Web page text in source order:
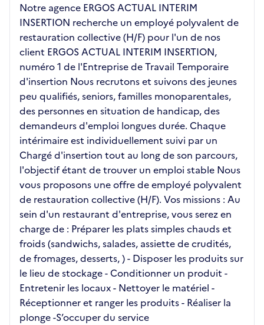
Notre agence ERGOS ACTUAL INTERIM
INSERTION recherche un employé polyvalent de
restauration collective (H/F) pour l'un de nos
client ERGOS ACTUAL INTERIM INSERTION,
numéro 1 de l'Entreprise de Travail Temporaire
d'insertion Nous recrutons et suivons des jeunes
peu qualifiés, seniors, familles monoparentales,
des personnes en situation de handicap, des
demandeurs d'emploi longues durée. Chaque
intérimaire est individuellement suivi par un
Chargé d'insertion tout au long de son parcours,
l'objectif étant de trouver un emploi stable Nous
vous proposons une offre de employé polyvalent
de restauration collective (H/F). Vos missions : Au
sein d'un restaurant d'entreprise, vous serez en
charge de : Préparer les plats simples chauds et
froids (sandwichs, salades, assiette de crudités,
de fromages, desserts, ) - Disposer les produits sur
le lieu de stockage - Conditionner un produit -
Entretenir les locaux - Nettoyer le matériel -
Réceptionner et ranger les produits - Réaliser la
plonge -S’occuper du service